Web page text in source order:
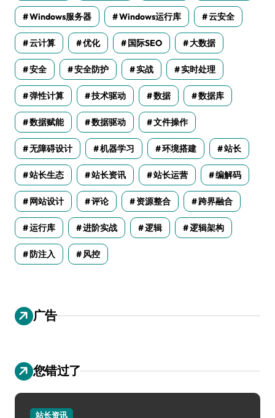
Windows服务器 Windows运行库 云安全
云计算 优化 国际SEO 大数据
安全 安全防护 实战 实时处理
弹性计算 技术驱动 数据 数据库
数据赋能 数据驱动 文件操作
无障碍设计 机器学习 环境搭建 站长
站长生态 站长资讯 站长运营 编解码
网站设计 评论 资源整合 跨界融合
运行库 进阶实战 逻辑 逻辑架构
防注入 风控
广告
您错过了
站长资讯